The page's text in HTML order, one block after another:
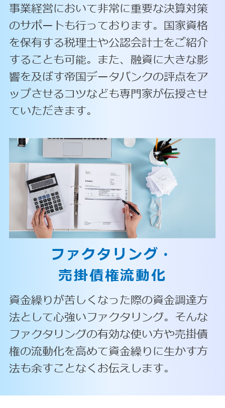
事業経営において非常に重要な決算対策
のサポートも行っております。国家資格
を保有する税理士や公認会計士をご紹介
することも可能。また、融資に大きな影
響を及ぼす帝国データバンクの評点をア
ップさせるコツなども専門家が伝授させ
ていただきます。
ファクタリング・
売掛債権流動化
資金繰りが苦しくなった際の資金調達方
法として心強いファクタリング。そんな
ファクタリングの有効な使い方や売掛債
権の流動化を高めて資金繰りに生かす方
法も余すことなくお伝えします。